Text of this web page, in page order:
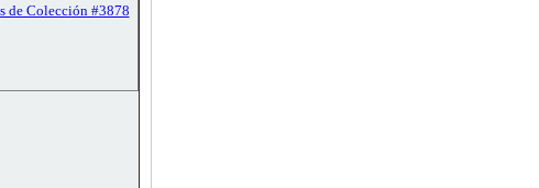
de Colección #3878